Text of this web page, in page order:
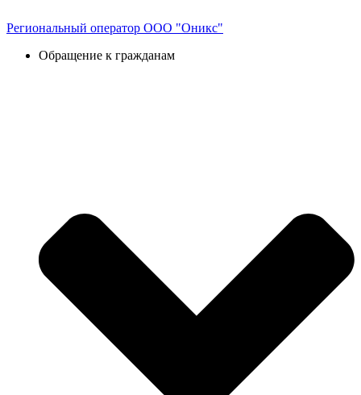
к
Региональный оператор ООО "Оникс"
Обращение к гражданам